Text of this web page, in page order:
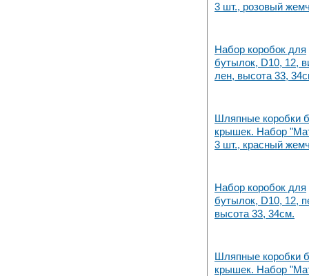
3 шт., розовый
Набор коробок для
бутылок, D10, 12,
лен, высота 33,
Шляпные коробки
крышек. Набор
3 шт., красный
Набор коробок для
бутылок, D10, 12,
высота 33, 34см.
Шляпные коробки
крышек. Набор